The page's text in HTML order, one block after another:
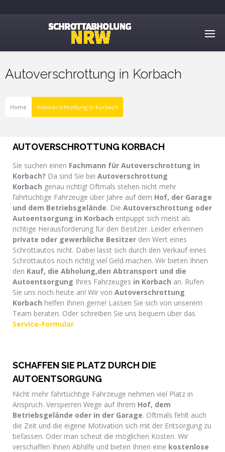
Autoverschrottung in Korbach
Home Autoverschrottung In Korbach
AUTOVERSCHROTTUNG KORBACH
Sie suchen einen Fachmann für Autoverschrottung in
Korbach? Da sind Sie bei Autoverschrottung
Korbach genau richtig! Oftmals stehen nicht mehr
fahrtüchtige Fahrzeuge über Jahre auf dem Hof, der Garage
und dem Betriebsgelände. Die Autoverschrottung oder
Autoentsorgung in Korbach entpuppt sich meist als
richtige Herausforderung für den Besitzer. Leider erkennen
private oder gewerbliche Besitzer den Wert eines
Schrottautos nicht. Dabei lässt sich durch den Verkauf eines
Schrottautos noch richtig viel Geld machen. Wir bieten Ihnen
den Kauf, die Abholung,den Abtransport und die
Autoentsorgung Ihres Fahrzeuges in Korbach an. Rufen
Sie uns noch heute an! Wir von Autoverschrottung
Korbach helfen Ihnen gerne! Lassen Sie sich von unserem
Team beraten. Oder schreiben Sie uns bequem über das
Service-Formular
SCHAFFEN SIE PLATZ DURCH DIE
AUTOENTSORGUNG
Nicht mehr fahrtüchtige Fahrzeuge nehmen viel Platz in
Anspruch. Versperren Wege auf Ihrem Hof, dem
Betriebsgelände oder in der Garage. Oftmals fehlt auch
die Zeit und die eigene Motivation sich mit der Entsorgung zu
befassen. Oder man scheut die möglichen Kosten. Wir
verschaffen Ihnen Abhilfe und bieten Ihnen eine kostenlose